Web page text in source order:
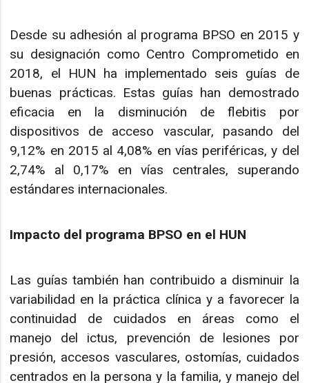
Desde su adhesión al programa BPSO en 2015 y
su designación como Centro Comprometido en
2018, el HUN ha implementado seis guías de
buenas prácticas. Estas guías han demostrado
eficacia en la disminución de flebitis por
dispositivos de acceso vascular, pasando del
9,12% en 2015 al 4,08% en vías periféricas, y del
2,74% al 0,17% en vías centrales, superando
estándares internacionales.
Impacto del programa BPSO en el HUN
Las guías también han contribuido a disminuir la
variabilidad en la práctica clínica y a favorecer la
continuidad de cuidados en áreas como el
manejo del ictus, prevención de lesiones por
presión, accesos vasculares, ostomías, cuidados
centrados en la persona y la familia, y manejo del